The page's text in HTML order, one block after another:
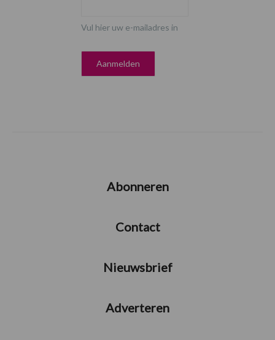
Vul hier uw e-mailadres in
Abonneren
Contact
Nieuwsbrief
Adverteren